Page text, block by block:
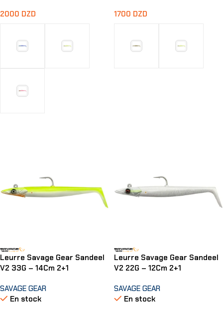
2000 DZD
1700 DZD
Leurre Savage Gear Sandeel
V2 33G – 14Cm 2+1
SAVAGE GEAR
En stock
Leurre Savage Gear Sandeel
V2 22G – 12Cm 2+1
SAVAGE GEAR
En stock